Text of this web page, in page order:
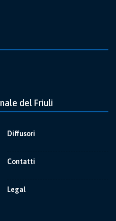
del Friuli
Diffusori
Contatti
Legal